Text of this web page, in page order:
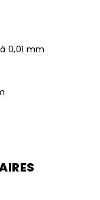
0,01 mm